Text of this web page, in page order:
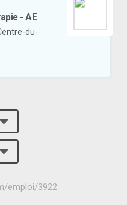
- AE
du-
emploi/3922